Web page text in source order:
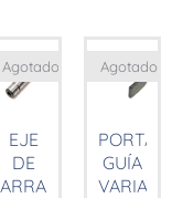
EJE
DE
ARRANQUE
Agotado
PORTA
GUÍA
Agotado